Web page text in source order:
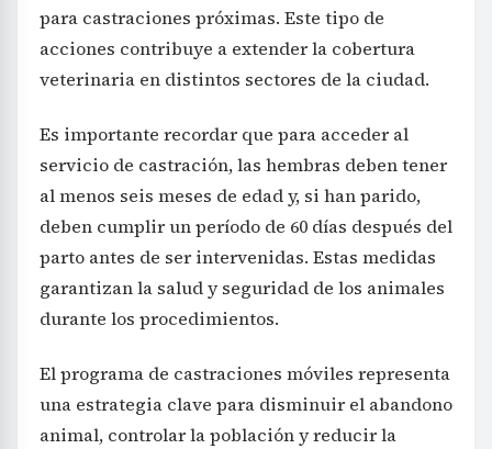
para castraciones próximas. Este tipo de
acciones contribuye a extender la cobertura
veterinaria en distintos sectores de la ciudad.
Es importante recordar que para acceder al
servicio de castración, las hembras deben tener
al menos seis meses de edad y, si han parido,
deben cumplir un período de 60 días después del
parto antes de ser intervenidas. Estas medidas
garantizan la salud y seguridad de los animales
durante los procedimientos.
El programa de castraciones móviles representa
una estrategia clave para disminuir el abandono
animal, controlar la población y reducir la